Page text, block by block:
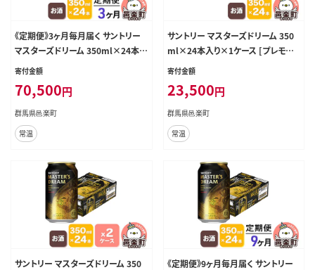
《定期便》3ヶ月毎月届く サントリー
マスターズドリーム 350ml×24本
入り×1ケース [プレモル マスターズ
群馬県 3か月 3ヵ月 3カ月 3ケ月]
寄付金額
70,500円
群馬県邑楽町
常温
サントリー マスターズドリーム 350
ml×24本入り×1ケース [プレモル
マスターズドリーム 天然水醸造 お
寄付金額
23,500円
群馬県邑楽町
常温
サントリー マスターズドリーム 350
《定期便》9ヶ月毎月届く サントリー